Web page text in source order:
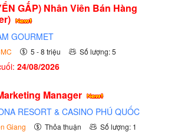
GẤP) Nhân Viên Bán Hàng
GOURMET
5 - 8 triệu Số lượng: 5
24/08/2026
Manager
RESORT & CASINO PHÚ QUỐC
Giang Thỏa thuận Số lượng: 1